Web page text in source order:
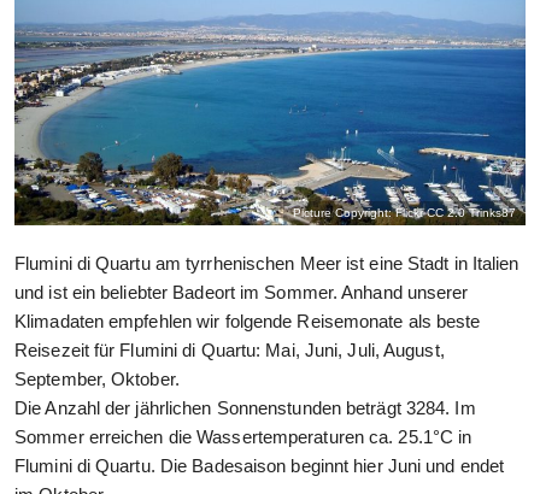
Picture Copyright: Flickr CC 2.0Trinks87
Flumini di Quartu am tyrrhenischen Meer ist eine Stadt in Italien
und ist ein beliebter Badeort im Sommer. Anhand unserer
Klimadaten empfehlen wir folgende Reisemonate als beste
Reisezeit für Flumini di Quartu: Mai, Juni, Juli, August,
September, Oktober.
Die Anzahl der jährlichen Sonnenstunden beträgt 3284. Im
Sommer erreichen die Wassertemperaturen ca. 25.1°C in
Flumini di Quartu. Die Badesaison beginnt hier Juni und endet